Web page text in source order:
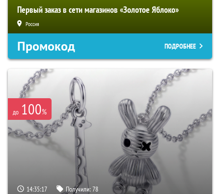
Первый заказ в сети магазинов «Золотое Яблоко»
Россия
Промокод ПОДРОБНЕЕ
до 100%
14:35:15 Получили:78